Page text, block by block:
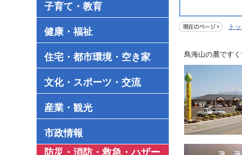
子育て・教育
健康・福祉
住宅・都市環境・空き家
文化・スポーツ・交流
産業・観光
市政情報
防災・消防・救急 ・ハザー
ト
鳥海山の麓です